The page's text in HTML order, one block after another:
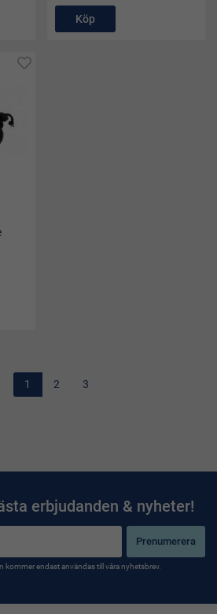
Köp
1 2 3
erbjudanden & nyheter!
Prenumerera
kommer endast användas till våra nyhetsbrev.